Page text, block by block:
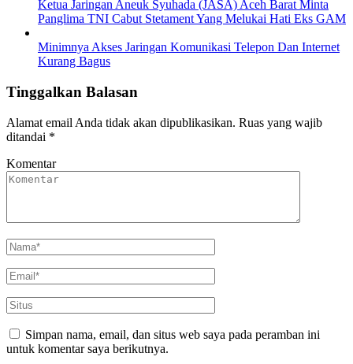
Ketua Jaringan Aneuk Syuhada (JASA) Aceh Barat Minta
Panglima TNI Cabut Stetament Yang Melukai Hati Eks GAM
Minimnya Akses Jaringan Komunikasi Telepon Dan Internet
Kurang Bagus
Tinggalkan Balasan
Alamat email Anda tidak akan dipublikasikan. Ruas yang wajib
ditandai *
Komentar
Simpan nama, email, dan situs web saya pada peramban ini
untuk komentar saya berikutnya.